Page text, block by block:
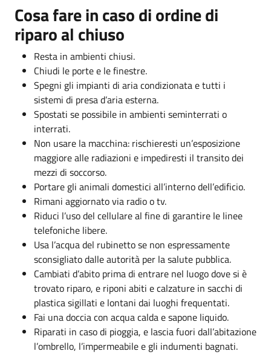
Cosa fare in caso di ordine di
riparo al chiuso
Resta in ambienti chiusi.
Chiudi le porte e le finestre.
Spegni gli impianti di aria condizionata e tutti i
sistemi di presa d’aria esterna.
Spostati se possibile in ambienti seminterrati o
interrati.
Non usare la macchina: rischieresti un’esposizione
maggiore alle radiazioni e impediresti il transito dei
mezzi di soccorso.
Portare gli animali domestici all’interno dell’edificio.
Rimani aggiornato via radio o tv.
Riduci l’uso del cellulare al fine di garantire le linee
telefoniche libere.
Usa l’acqua del rubinetto se non espressamente
sconsigliato dalle autorità per la salute pubblica.
Cambiati d’abito prima di entrare nel luogo dove si è
trovato riparo, e riponi abiti e calzature in sacchi di
plastica sigillati e lontani dai luoghi frequentati.
Fai una doccia con acqua calda e sapone liquido.
Riparati in caso di pioggia, e lascia fuori dall’abitazione
l’ombrello, l’impermeabile e gli indumenti bagnati.